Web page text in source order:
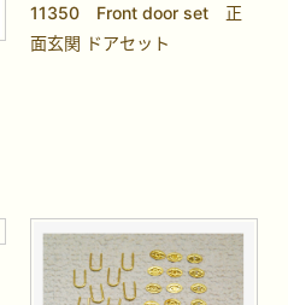
11350 Front door set 正
面玄関 ドアセット